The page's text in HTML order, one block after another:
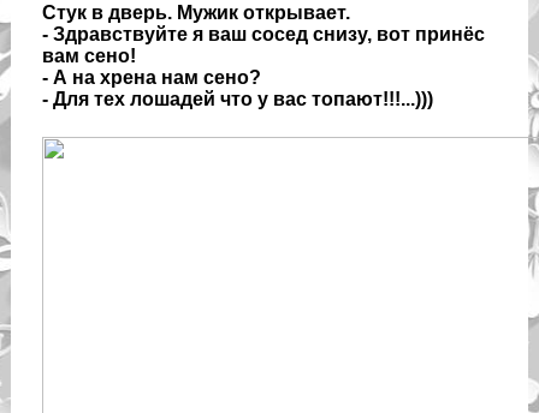
Стук в дверь. Мужик открывает.
- Здравствуйте я ваш сосед снизу, вот принёс
вам сено!
- А на хрена нам сено?
- Для тех лошадей что у вас топают!!!...)))